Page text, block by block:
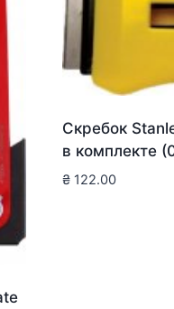
Скребок
в комплекте
₴ 122.00